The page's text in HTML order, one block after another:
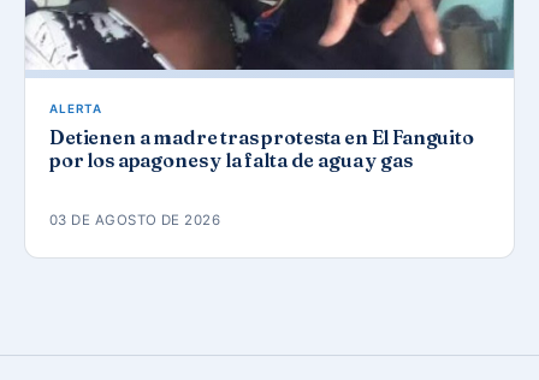
ALERTA
Detienen a madre tras protesta en El Fanguito
por los apagones y la falta de agua y gas
03 DE AGOSTO DE 2026